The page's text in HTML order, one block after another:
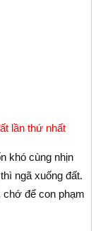
lần thứ nhất
khó cùng nhịn
ngã xuống đất.
chớ để con phạm